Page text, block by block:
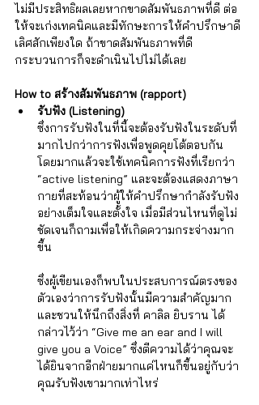
ไม่มีประสิทธิผลเลยหากขาดสัมพันธภาพที่ดี ต่อ
ให้จะเก่งเทคนิคและมีทักษะการให้คำปรึกษาดี
เลิศสักเพียงใด ถ้าขาดสัมพันธภาพที่ดี
กระบวนการก็จะดำเนินไปไม่ได้เลย
How to สร้างสัมพันธภาพ (rapport)
รับฟัง (Listening)
ซึ่งการรับฟังในที่นี้จะต้องรับฟังในระดับที่
มากไปกว่าการฟังเพื่อพูดคุยโต้ตอบกัน
โดยมากแล้วจะใช้เทคนิคการฟังที่เรียกว่า
“active listening” และจะต้องแสดงภาษา
กายที่สะท้อนว่าผู้ให้คำปรึกษากำลังรับฟัง
อย่างเต็มใจและตั้งใจ เมื่อมีส่วนไหนที่ดูไม่
ชัดเจนก็ถามเพื่อให้เกิดความกระจ่างมาก
ขึ้น
ซึ่งผู้เขียนเองก็พบในประสบการณ์ตรงของ
ตัวเองว่าการรับฟังนั้นมีความสำคัญมาก
และชวนให้นึกถึงสิ่งที่ คาลิล ยิบราน ได้
กล่าวไว้ว่า “Give me an ear and I will
give you a Voice” ซึ่งตีความได้ว่าคุณจะ
ได้ยินจากอีกฝ่ายมากแค่ไหนก็ขึ้นอยู่กับว่า
คุณรับฟังเขามากเท่าไหร่